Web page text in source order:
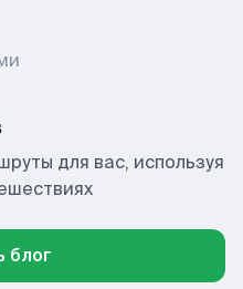
для вас, используя
блог